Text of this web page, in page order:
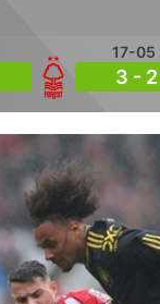
17-05
3 - 2